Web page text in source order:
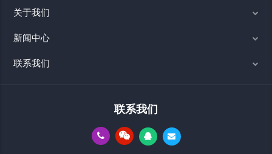
关于我们
新闻中心
联系我们
联系我们